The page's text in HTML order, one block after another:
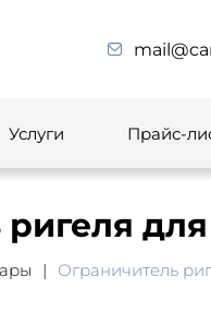
Услуги Прайс-
Ограничитель